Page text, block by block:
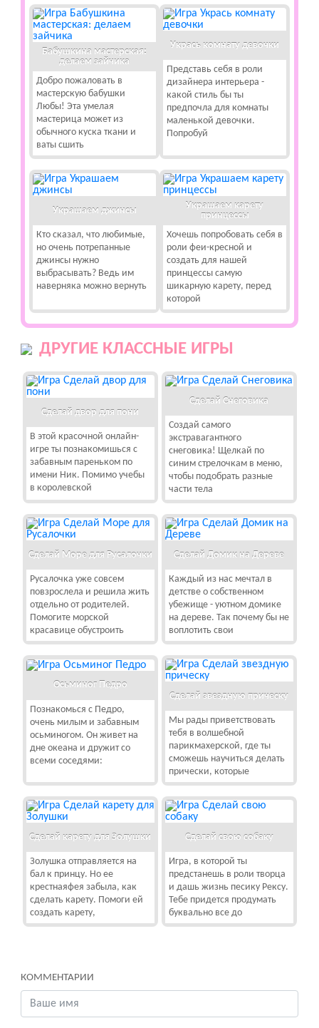
Бабушкина мастерская:
делаем зайчика
Добро пожаловать в
мастерскую бабушки
Любы! Эта умелая
мастерица может из
обычного куска ткани и
ваты сшить
Укрась комнату девочки
Представь себя в роли
дизайнера интерьера -
какой стиль бы ты
предпочла для комнаты
маленькой девочки.
Попробуй
Украшаем джинсы
Кто сказал, что любимые,
но очень потрепанные
джинсы нужно
выбрасывать? Ведь им
наверняка можно вернуть
Украшаем карету
принцессы
Хочешь попробовать себя в
роли феи-кресной и
создать для нашей
принцессы самую
шикарную карету, перед
которой
ДРУГИЕ КЛАССНЫЕ ИГРЫ
Сделай двор для пони
В этой красочной онлайн-
игре ты познакомишься с
забавным пареньком по
имени Ник. Помимо учебы
в королевской
Сделай Снеговика
Создай самого
экстравагантного
снеговика! Щелкай по
синим стрелочкам в меню,
чтобы подобрать разные
части тела
Сделай Море для Русалочки
Русалочка уже совсем
повзрослела и решила жить
отдельно от родителей.
Помогите морской
красавице обустроить
Сделай Домик на Дереве
Каждый из нас мечтал в
детстве о собственном
убежище - уютном домике
на дереве. Так почему бы не
воплотить свои
Осьминог Педро
Познакомься с Педро,
очень милым и забавным
осьминогом. Он живет на
дне океана и дружит со
всеми соседями:
Сделай звездную прическу
Мы рады приветствовать
тебя в волшебной
парикмахерской, где ты
сможешь научиться делать
прически, которые
Сделай карету для Золушки
Золушка отправляется на
бал к принцу. Но ее
крестнаяфея забыла, как
сделать карету. Помоги ей
создать карету,
Сделай свою собаку
Игра, в которой ты
предстанешь в роли творца
и дашь жизнь песику Рексу.
Тебе придется продумать
буквально все до
КОММЕНТАРИИ